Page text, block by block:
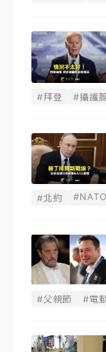
#拜登 #攝護
#北約 #NATO
#父親節 #電